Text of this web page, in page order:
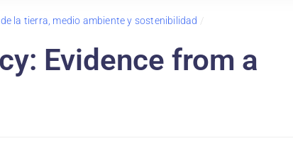
la tierra, medio ambiente y sostenibilidad /
Evidence from a